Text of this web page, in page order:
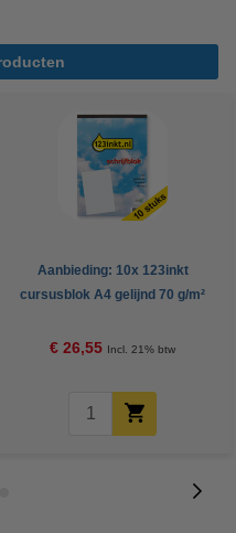
Aanbieding: 10x 123inkt
cursusblok A4 gelijnd 70 g/m²
€ 26,55 Incl. 21% btw